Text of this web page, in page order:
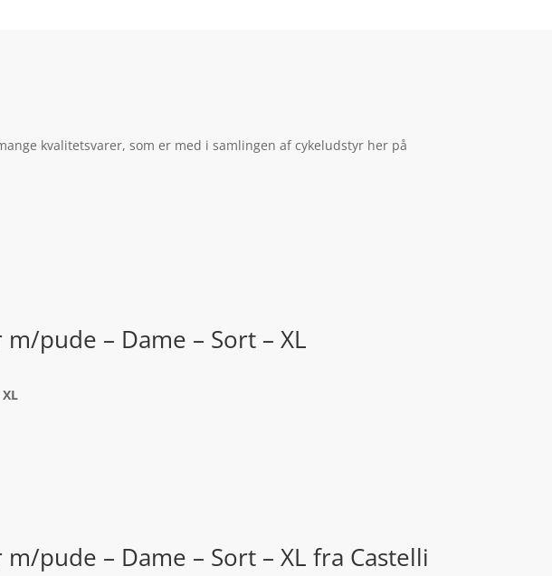
kvalitetsvarer, som er med i samlingen af cykeludstyr her på
pude – Dame – Sort – XL
pude – Dame – Sort – XL fra Castelli